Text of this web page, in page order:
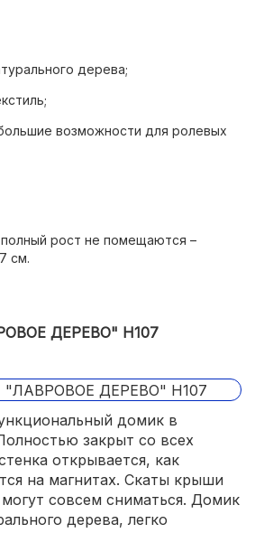
дерева;
возможности для ролевых
съемный домик;рост не помещаются –
см.
ДЕРЕВО" H107
домик в
закрыт со всех
открывается, как
на магнитах. Скаты крыши
совсем сниматься. Домик
дерева, легко